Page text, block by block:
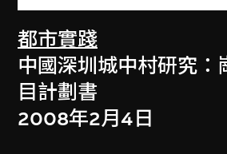
都市實踐
中國深圳城中村研究：
目計劃書
2008年2月4日